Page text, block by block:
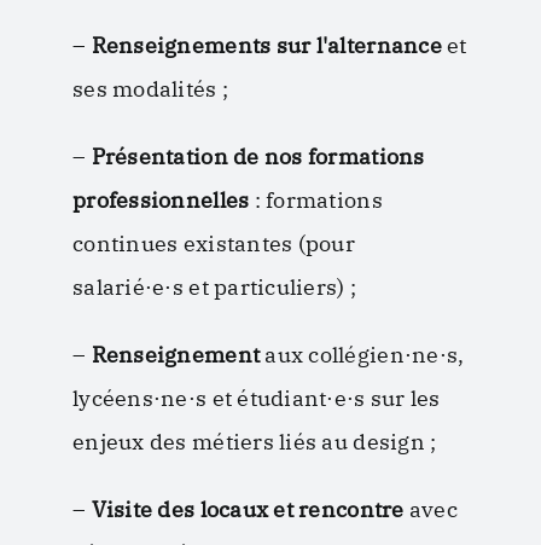
– Renseignements sur l'alternanceet
ses modalités ;
– Présentation de nos formations
professionnelles : formations
continues existantes (pour
salarié·e·s et particuliers) ;
– Renseignementaux collégien·ne·s,
lycéens·ne·s et étudiant·e·s sur les
enjeux des métiers liés au design ;
– Visite des locaux et rencontre avec